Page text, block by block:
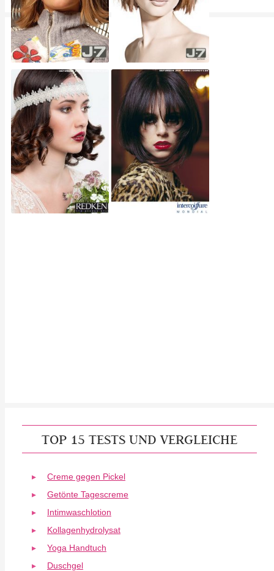
TOP 15 TESTS UND VERGLEICHE
Creme gegen Pickel
Getönte Tagescreme
Intimwaschlotion
Kollagenhydrolysat
Yoga Handtuch
Duschgel